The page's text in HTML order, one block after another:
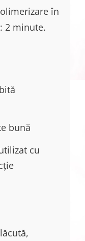
în
2 minute.
bună
cu